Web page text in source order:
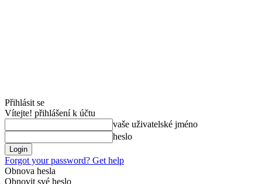
Přihlásit se
Vítejte! přihlášení k účtu
vaše uživatelské jméno
heslo
Forgot your password? Get help
Obnova hesla
Obnovit své heslo